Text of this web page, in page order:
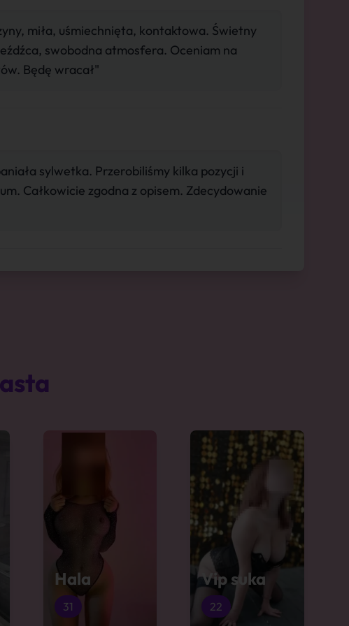
miła, uśmiechnięta, kontaktowa. Świetny
swobodna atmosfera. Oceniam na
Będę wracał"
sylwetka. Przerobiliśmy kilka pozycji i
Całkowicie zgodna z opisem. Zdecydowanie
Hala
31
Vip suka
22